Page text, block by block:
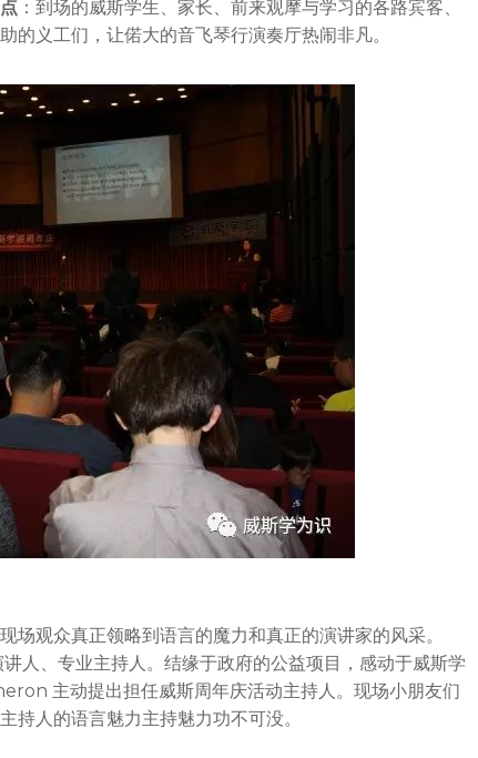
：到场的威斯学生、家长、前来观摩与学习的各路宾客、
的义工们，让偌大的音飞琴行演奏厅热闹非凡。
场观众真正领略到语言的魔力和真正的演讲家的风采。
、专业主持人。结缘于政府的公益项目，感动于威斯学
主动提出担任威斯周年庆活动主持人。现场小朋友们
持人的语言魅力主持魅力功不可没。